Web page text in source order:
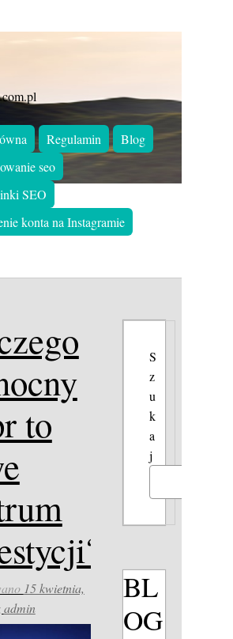
Regulamin
Blog
seo
SEO
konta na Instagramie
to
15 kwietnia,
admin
S
z
u
k
a
j
BL
OG